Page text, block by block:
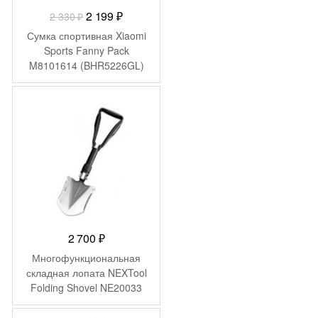
2 330₽ Первоначальная
цена
составляла
2
330 ₽.
2 199₽Текущая
цена:
2
199 ₽.
Сумка спортивная Xiaomi
Sports Fanny Pack
M8101614 (BHR5226GL)
2 700 ₽
Многофункциональная
складная лопата NEXTool
Folding Shovel NE20033